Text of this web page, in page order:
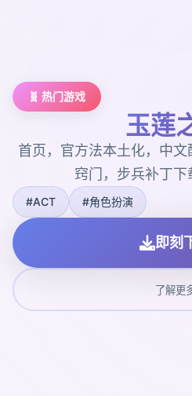
🧬 热门游戏
玉莲
首页，官方法本土化，中文
窍门，步兵补丁下
#ACT #角色扮演
即刻
了解更